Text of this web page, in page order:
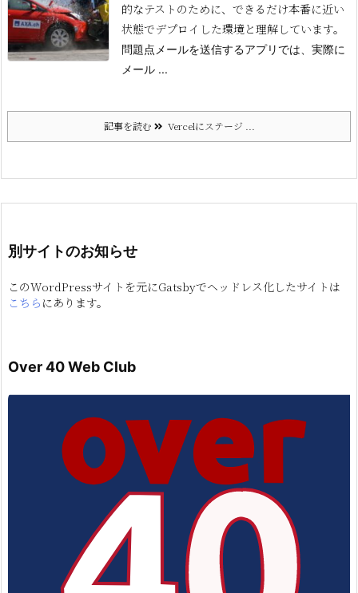
的なテストのために、できるだけ本番に近い
状態でデプロイした環境と理解しています。
問題点メールを送信するアプリでは、実際に
メール ...
記事を読む Vercelにステージ ...
別サイトのお知らせ
このWordPressサイトを元にGatsbyでヘッドレス化したサイトは
こちら にあります。
Over 40 Web Club